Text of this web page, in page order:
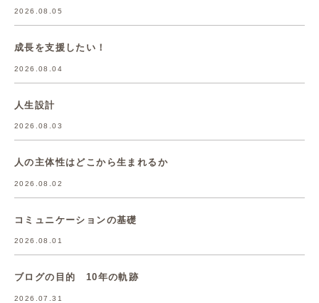
2026.08.05
成長を支援したい！
2026.08.04
人生設計
2026.08.03
人の主体性はどこから生まれるか
2026.08.02
コミュニケーションの基礎
2026.08.01
ブログの目的 10年の軌跡
2026.07.31